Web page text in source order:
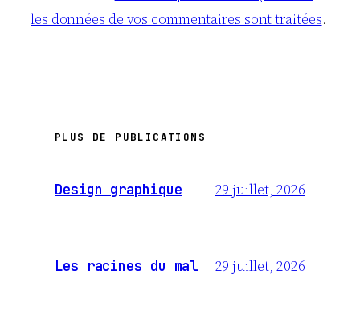
les données de vos commentaires sont traitées.
PLUS DE PUBLICATIONS
Design graphique 29 juillet, 2026
Les racines du mal 29 juillet, 2026